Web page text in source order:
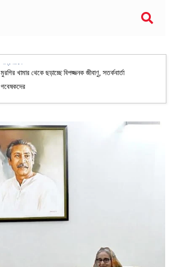
মুরগির খামার থেকে ছড়াচ্ছে বিপজ্জনক জীবাণু, সতর্কবার্তা
গবেষকদের